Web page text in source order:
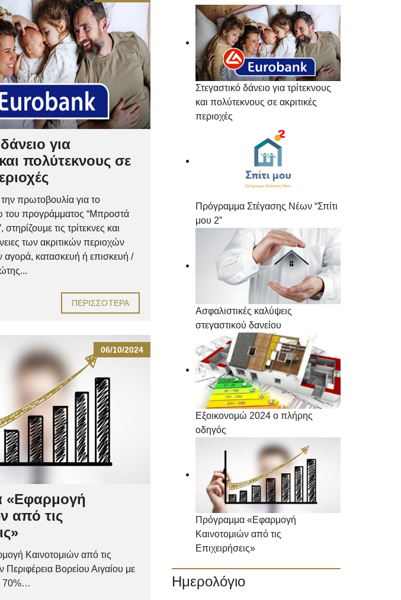
για
πολύτεκνους σε
πρωτοβουλία για το
του προγράμματος “Μπροστά
στηρίζουμε τις τρίτεκνες και
των ακριτικών περιοχών
αγορά, κατασκευή ή επισκευή /
ΠΕΡΙΣΣΌΤΕΡΑ
06/10/2024
«Εφαρμογή
από τις
Καινοτομιών από τις
Περιφέρεια Βορείου Αιγαίου με
70%…
Στεγαστικό δάνειο για τρίτεκνους
και πολύτεκνους σε ακριτικές
περιοχές
Πρόγραμμα Στέγασης Νέων “Σπίτι
μου 2”
Ασφαλιστικές καλύψεις
στεγαστικού δανείου
Εξοικονομώ 2024 ο πλήρης
οδηγός
Πρόγραμμα «Εφαρμογή
Καινοτομιών από τις
Επιχειρήσεις»
Ημερολόγιο